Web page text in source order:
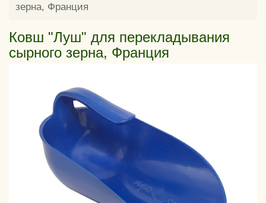
зерна, Франция
Ковш "Луш" для перекладывания
сырного зерна, Франция